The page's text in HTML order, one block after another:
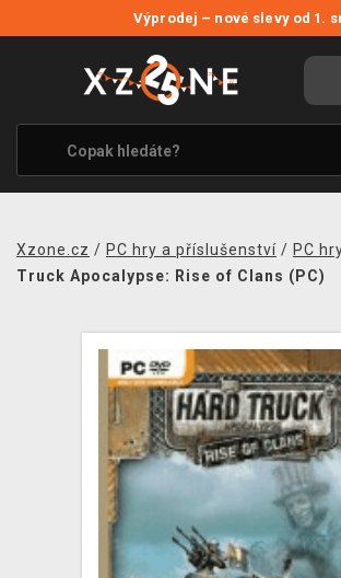
Výprodej – nové slevy od 1.
VÝPRODEJ
VIDEOHRY
XZONE ORIGINALS
TÉMATIKY
MERCHANDISE
PRODEJNY
DOPRAVA
Xzone.cz / PC hry a příslušenství / PC
Truck Apocalypse: Rise of Clans (PC)